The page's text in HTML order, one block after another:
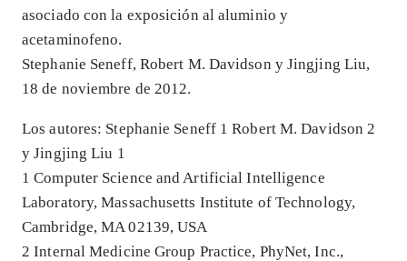
asociado con la exposición al aluminio y
acetaminofeno.
Stephanie Seneff, Robert M. Davidson y Jingjing Liu,
18 de noviembre de 2012.
Los autores: Stephanie Seneff 1 Robert M. Davidson 2
y Jingjing Liu 1
1 Computer Science and Artificial Intelligence
Laboratory, Massachusetts Institute of Technology,
Cambridge, MA 02139, USA
2 Internal Medicine Group Practice, PhyNet, Inc.,